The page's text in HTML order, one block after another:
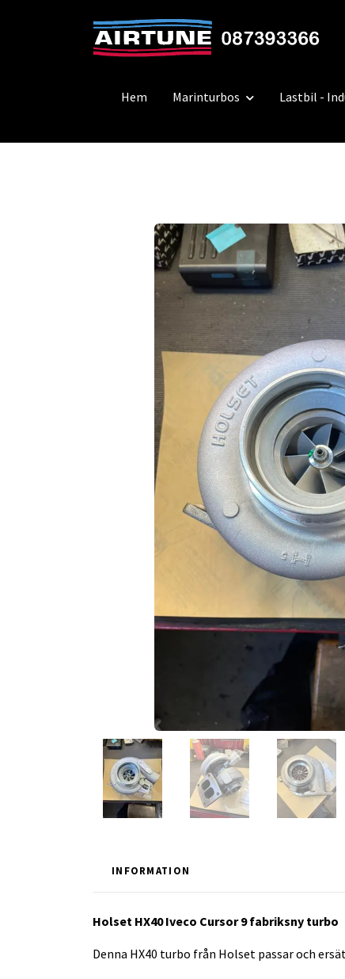
Hem Marinturbos Lastbil -
INFORMATION
Holset HX40 Iveco Cursor 9 fabriksny turbo
Denna HX40 turbo från Holset passar och